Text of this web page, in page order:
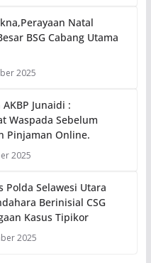
Natal
BSG Cabang Utama
2025
Junaidi :
Waspada Sebelum
Pinjaman Online.
2025
Polda Selawesi Utara
Berinisial CSG
Kasus Tipikor
2025